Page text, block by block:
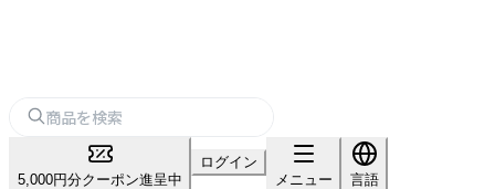
5,000円分クーポン進呈中
ログイン
メニュー
言語